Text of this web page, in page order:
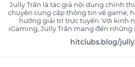
Jully Trần là tác giả nội dung chính
chuyên cung cấp thông tin về game,
hướng giải trí trực tuyến. Với kinh
iGaming, Jully Trần mang đến
hitclubs.blog/